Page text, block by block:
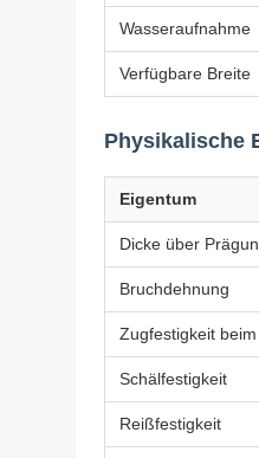
Wasseraufnahme
Verfügbare Breite
Physikalische
Eigentum
Dicke über
Bruchdehnung
Zugfestigkeit
Schälfestigkeit
Reißfestigkeit